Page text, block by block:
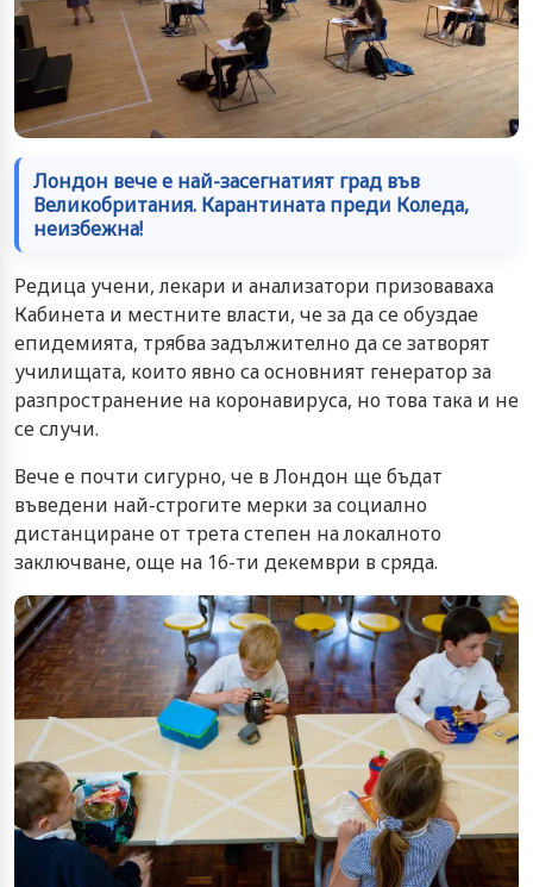
Лондон вече е най-засегнатият град във
Великобритания. Карантината преди Коледа,
неизбежна!
Редица учени, лекари и анализатори призоваваха
Кабинета и местните власти, че за да се обуздае
епидемията, трябва задължително да се затворят
училищата, които явно са основният генератор за
разпространение на коронавируса, но това така и не
се случи.
Вече е почти сигурно, че в Лондон ще бъдат
въведени най-строгите мерки за социално
дистанциране от трета степен на локалното
заключване, още на 16-ти декември в сряда.